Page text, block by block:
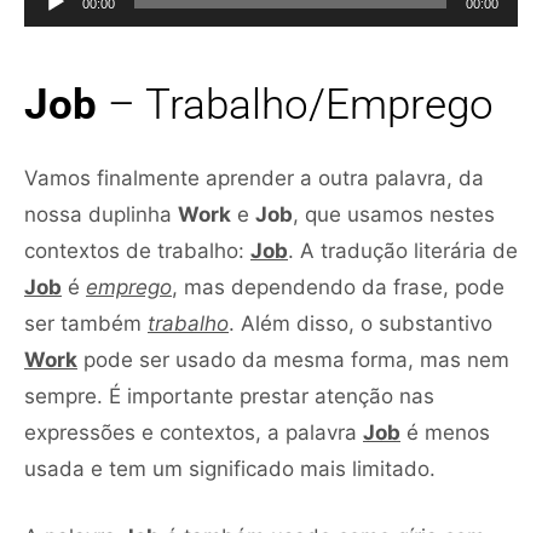
áudio
00:00 00:00
Job – Trabalho/Emprego
Vamos finalmente aprender a outra palavra, da
nossa duplinha Work e Job, que usamos nestes
contextos de trabalho: Job. A tradução literária de
Job é emprego, mas dependendo da frase, pode
ser também trabalho. Além disso, o substantivo
Work pode ser usado da mesma forma, mas nem
sempre. É importante prestar atenção nas
expressões e contextos, a palavra Job é menos
usada e tem um significado mais limitado.